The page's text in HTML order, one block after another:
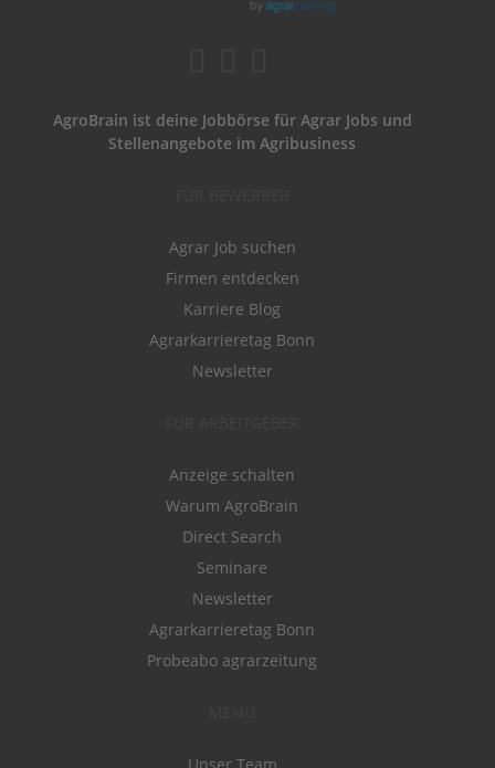
AgroBrain ist deine Jobbörse für Agrar Jobs und
Stellenangebote im Agribusiness
Agrar Job suchen
Firmen entdecken
Karriere Blog
Agrarkarrieretag Bonn
Newsletter
Anzeige schalten
Warum AgroBrain
Direct Search
Seminare
Newsletter
Agrarkarrieretag Bonn
Probeabo agrarzeitung